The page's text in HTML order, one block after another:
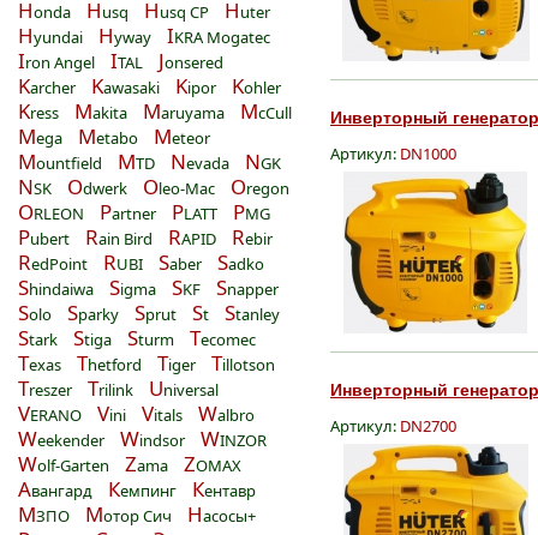
Honda Husq Husq CP Huter
Hyundai Hyway IKRA Mogatec
Iron Angel ITAL Jonsered
Karcher Kawasaki Kipor Kohler
Kress Makita Maruyama McCull
Mega Metabo Meteor
Mountfield MTD Nevada NGK
NSK Odwerk Oleo-Mac Oregon
ORLEON Partner PLATT PMG
Pubert Rain Bird RAPID Rebir
RedPoint RUBI Saber Sadko
Shindaiwa Sigma SKF Snapper
Solo Sparky Sprut St Stanley
Stark Stiga Sturm Tecomec
Texas Thetford Tiger Tillotson
Treszer Trilink Universal
VERANO Vini Vitals Walbro
Weekender Windsor WINZOR
Wolf-Garten Zama ZOMAX
Авангард Кемпинг Кентавр
МЗПО Мотор Сич Насосы+
Инверторный
Артикул: DN1000
Инверторный
Артикул: DN2700